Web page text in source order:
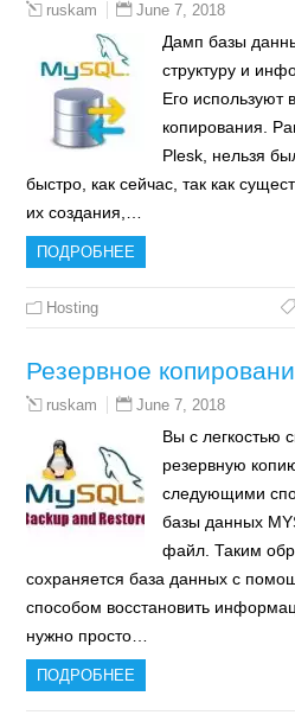
ruskam June 7, 2018
Дамп базы
структуру и
Его используют
копирования.
Plesk, нельзя
быстро, как сейчас, так как
их создания,…
ПОДРОБНЕЕ
Hosting
Резервное
ruskam June 7, 2018
Вы с легкостью
резервную
следующими
базы данных
файл. Таким
сохраняется база данных с
способом восстановить
нужно просто…
ПОДРОБНЕЕ